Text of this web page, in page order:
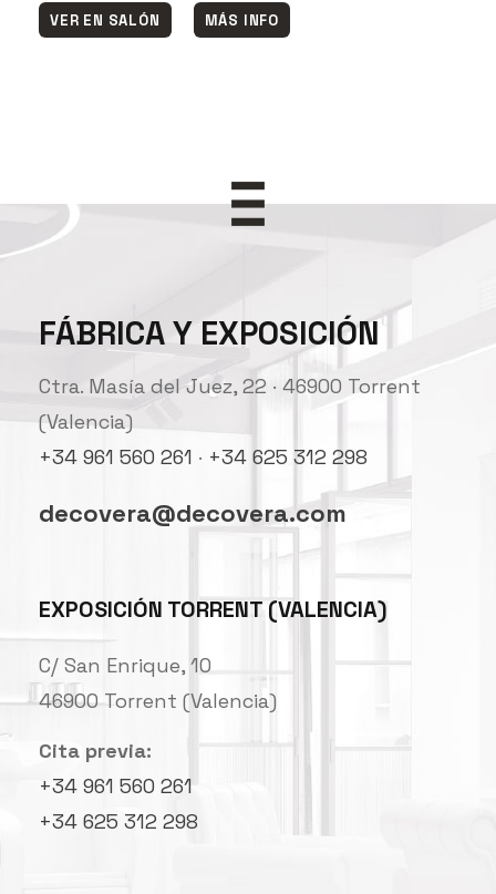
VER EN SALÓN MÁS INFO
FÁBRICA Y EXPOSICIÓN
Ctra. Masía del Juez, 22 · 46900 Torrent
(Valencia)
+34 961 560 261 · +34 625 312 298
decovera@decovera.com
EXPOSICIÓN TORRENT (VALENCIA)
C/ San Enrique, 10
46900 Torrent (Valencia)
Cita previa:
+34 961 560 261
+34 625 312 298